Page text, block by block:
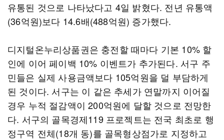
유통된 것으로 나타났다고 4일 밝혔다. 전년 유통액
(36억원)보다 14.6배(488억원) 증가했다.
디지털온누리상품권은 충전할 때마다 기본 10% 할
인에 이어 페이백 10% 이벤트가 추가된다. 서구 주
민들은 실제 사용금액보다 105억원을 덜 부담하게
된 것이다. 서구는 이 같은 추세가 연말까지 이어질
경우 누적 절감액이 200억원에 달할 것으로 전망한
다. 서구의 골목경제119 프로젝트는 전국 최초로 행
정구역 전체(18개 동)를 골목형상점가로 지정하고